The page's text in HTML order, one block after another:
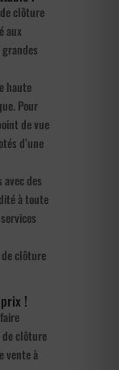
clôture
aux
haute
Pour
de vue
d’une
des
à toute
clôture
!
clôture
vente à